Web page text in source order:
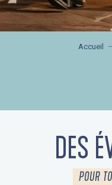
Accueil
DES
POUR